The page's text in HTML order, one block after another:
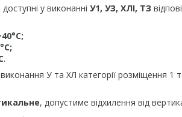
у виконанні У1, УЗ, ХЛІ, ТЗ
.
У та ХЛ категорії розміщення 1
, допустиме відхилення від